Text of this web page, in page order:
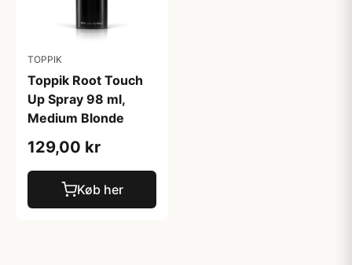
TOPPIK
Toppik Root Touch
Up Spray 98 ml,
Medium Blonde
129,00 kr
Køb her